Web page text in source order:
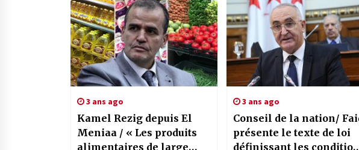
3 ans ago
Kamel Rezig depuis El
Meniaa / « Les produits
alimentaires de large
3 ans ago
Conseil de la nation/ Faid
présente le texte de loi
définissant les